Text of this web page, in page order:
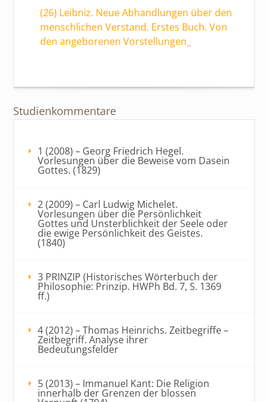
(26) Leibniz. Neue Abhandlungen über den
menschlichen Verstand. Erstes Buch. Von
den angeborenen Vorstellungen_
Studienkommentare
1 (2008) – Georg Friedrich Hegel.
Vorlesungen über die Beweise vom Dasein
Gottes. (1829)
2 (2009) – Carl Ludwig Michelet.
Vorlesungen über die Persönlichkeit
Gottes und Unsterblichkeit der Seele oder
die ewige Persönlichkeit des Geistes.
(1840)
3 PRINZIP (Historisches Wörterbuch der
Philosophie: Prinzip. HWPh Bd. 7, S. 1369
ff.)
4 (2012) – Thomas Heinrichs. Zeitbegriffe –
Zeitbegriff. Analyse ihrer
Bedeutungsfelder
5 (2013) – Immanuel Kant: Die Religion
innerhalb der Grenzen der blossen